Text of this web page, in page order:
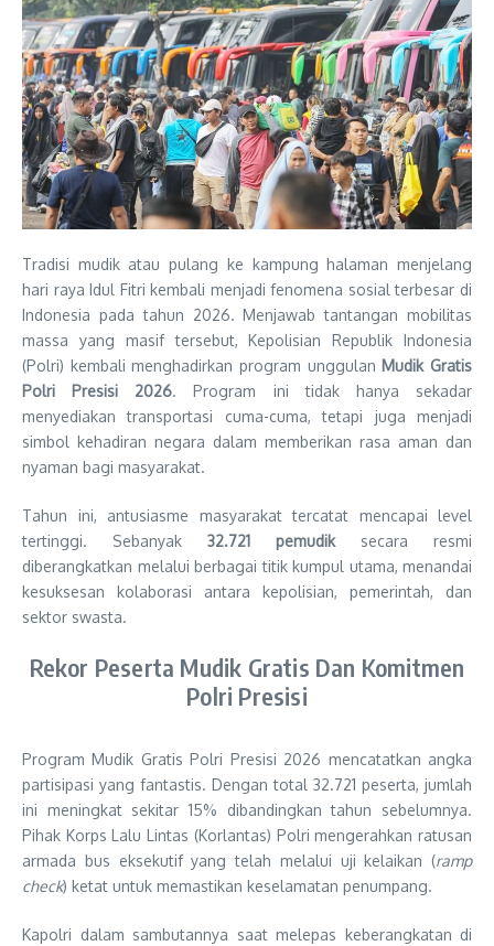
Tradisi mudik atau pulang ke kampung halaman menjelang
hari raya Idul Fitri kembali menjadi fenomena sosial terbesar di
Indonesia pada tahun 2026. Menjawab tantangan mobilitas
massa yang masif tersebut, Kepolisian Republik Indonesia
(Polri) kembali menghadirkan program unggulan Mudik Gratis
Polri Presisi 2026. Program ini tidak hanya sekadar
menyediakan transportasi cuma-cuma, tetapi juga menjadi
simbol kehadiran negara dalam memberikan rasa aman dan
nyaman bagi masyarakat.
Tahun ini, antusiasme masyarakat tercatat mencapai level
tertinggi. Sebanyak 32.721 pemudiksecara resmi
diberangkatkan melalui berbagai titik kumpul utama, menandai
kesuksesan kolaborasi antara kepolisian, pemerintah, dan
sektor swasta.
Rekor Peserta Mudik Gratis Dan Komitmen
Polri Presisi
Program Mudik Gratis Polri Presisi 2026 mencatatkan angka
partisipasi yang fantastis. Dengan total 32.721 peserta, jumlah
ini meningkat sekitar 15% dibandingkan tahun sebelumnya.
Pihak Korps Lalu Lintas (Korlantas) Polri mengerahkan ratusan
armada bus eksekutif yang telah melalui uji kelaikan (ramp
check) ketat untuk memastikan keselamatan penumpang.
Kapolri dalam sambutannya saat melepas keberangkatan di